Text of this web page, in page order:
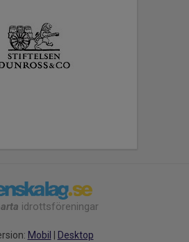
idrottsföreningar
Mobil Desktop